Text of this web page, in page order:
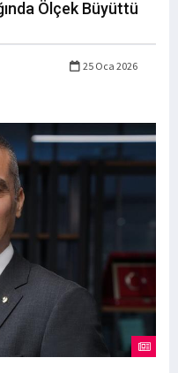
Ölçek Büyüttü
25 Oca 2026